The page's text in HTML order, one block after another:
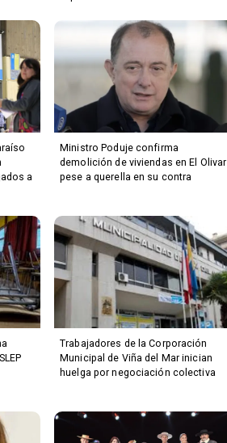
a
Ministro Poduje confirma
demolición de viviendas en El Olivar
pese a querella en su contra
Trabajadores de la Corporación
Municipal de Viña del Mar inician
huelga por negociación colectiva